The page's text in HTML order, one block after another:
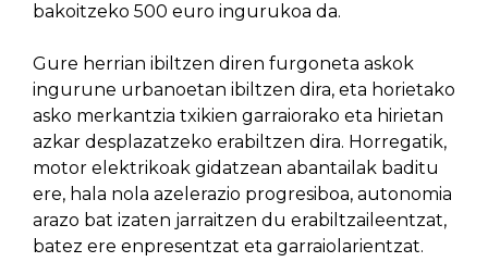
bakoitzeko 500 euro ingurukoa da.
Gure herrian ibiltzen diren furgoneta askok
ingurune urbanoetan ibiltzen dira, eta horietako
asko merkantzia txikien garraiorako eta hirietan
azkar desplazatzeko erabiltzen dira. Horregatik,
motor elektrikoak gidatzean abantailak baditu
ere, hala nola azelerazio progresiboa, autonomia
arazo bat izaten jarraitzen du erabiltzaileentzat,
batez ere enpresentzat eta garraiolarientzat.